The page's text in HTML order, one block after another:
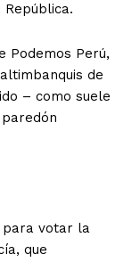
Podemos Perú,
de
– como suele
para votar la
que